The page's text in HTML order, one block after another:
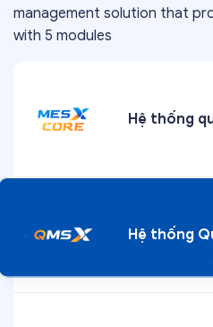
management solution that
with 5 modules
Hệ thống
Hệ thống